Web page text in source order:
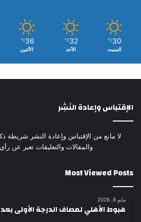
30
℃
السبت
32
℃
الأحد
36
℃
الأثنين
الإقتباس وإعادة النَشِر
لا مانع من الإقتباس وإعادة النشر شريطة
والمقالات والتعليقات تعبر عن
Most Viewed Posts
مايو 8, 2026
هبوط الأهلي لمصاف الدرجة الأولى